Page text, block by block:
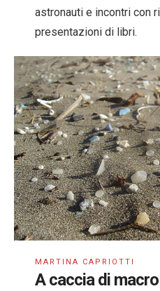
astronauti e incontri con
presentazioni di libri.
MARTINA CAPRIOTTI
A caccia di